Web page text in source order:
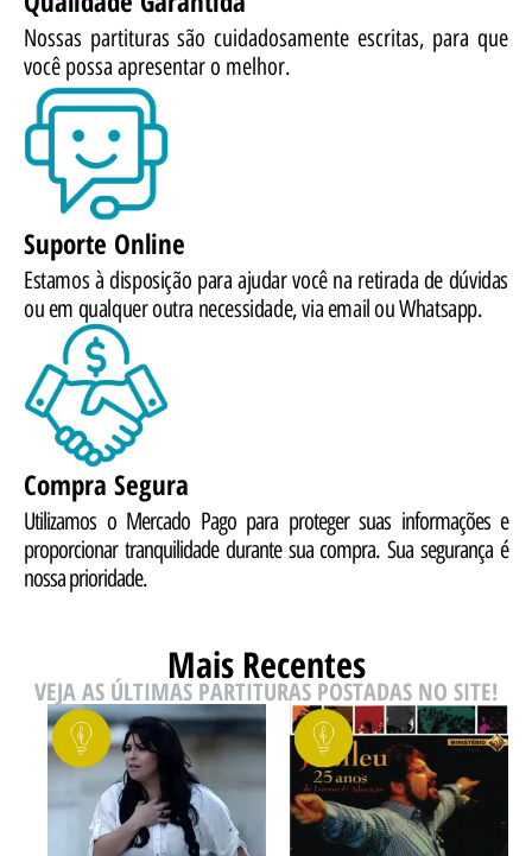
Nossas partituras são cuidadosamente escritas, para que
você possa apresentar o melhor.
Suporte Online
Estamos à disposição para ajudar você na retirada de dúvidas
ou em qualquer outra necessidade, via email ou Whatsapp.
Compra Segura
Utilizamos o Mercado Pago para proteger suas informações e
proporcionar tranquilidade durante sua compra. Sua segurança é
nossa prioridade.
Mais Recentes
VEJA AS ÚLTIMAS PARTITURAS POSTADAS NO SITE!